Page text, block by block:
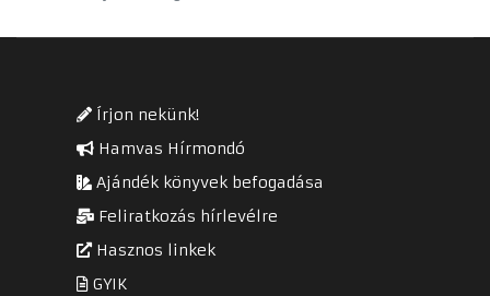
Írjon nekünk!
Hamvas Hírmondó
Ajándék könyvek befogadása
Feliratkozás hírlevélre
Hasznos linkek
GYIK